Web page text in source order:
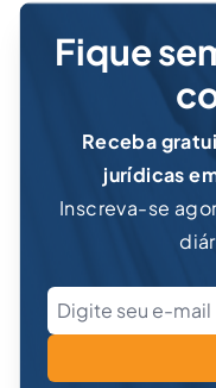
Fique
Receba
jurídicas
Inscreva-se